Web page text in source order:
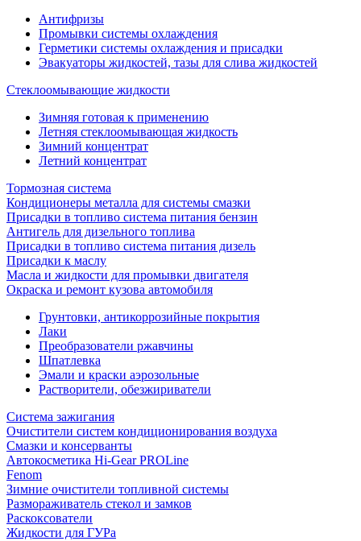
Антифризы
Промывки системы охлаждения
Герметики системы охлаждения и присадки
Эвакуаторы жидкостей, тазы для слива жидкостей
Стеклоомывающие жидкости
Зимняя готовая к применению
Летняя стеклоомывающая жидкость
Зимний концентрат
Летний концентрат
Тормозная система
Кондиционеры металла для системы смазки
Присадки в топливо система питания бензин
Антигель для дизельного топлива
Присадки в топливо система питания дизель
Присадки к маслу
Масла и жидкости для промывки двигателя
Окраска и ремонт кузова автомобиля
Грунтовки, антикоррозийные покрытия
Лаки
Преобразователи ржавчины
Шпатлевка
Эмали и краски аэрозольные
Растворители, обезжириватели
Система зажигания
Очистители систем кондиционирования воздуха
Смазки и консерванты
Автокосметика Hi-Gear PROLine
Fenom
Зимние очистители топливной системы
Размораживатель стекол и замков
Раскоксователи
Жидкости для ГУРа